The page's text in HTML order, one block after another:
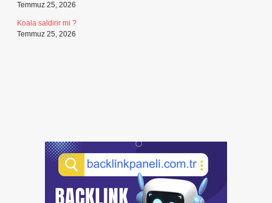
Temmuz 25, 2026
Koala saldirir mi ?
Temmuz 25, 2026